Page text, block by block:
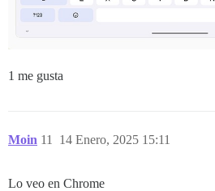
1 me gusta
Moin 14 Enero, 2025 15:11
11
Lo veo en Chrome